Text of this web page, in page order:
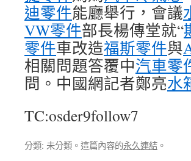
迪零件能廳舉行，會議
VW零件部長楊傳堂就“
零件車改造福斯零件與
相關問題答覆中汽車零
問。中國網記者鄭亮水
TC:osder9follow7
分類: 未分類。這篇內容的永久連結 。